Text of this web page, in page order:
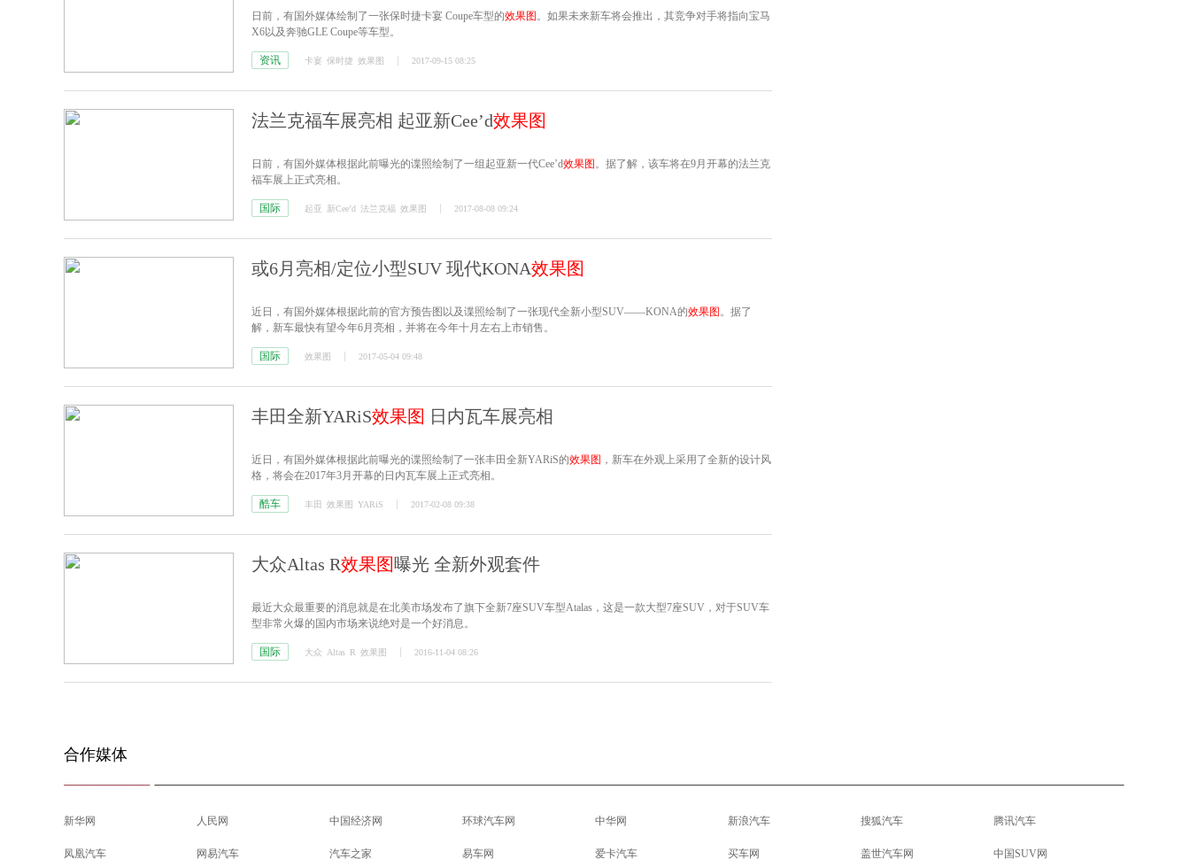
日前，有国外媒体绘制了一张保时捷卡宴 Coupe车型的效果图 。如果未来新车将会推出，其竞争对手将指向宝马
X6以及奔驰GLE Coupe等车型。
资讯 卡宴 保时捷 效果图 2017-09-15 08:25
法兰克福车展亮相 起亚新Cee’d效果图
日前，有国外媒体根据此前曝光的谍照绘制了一组起亚新一代Cee’d效果图 。据了解，该车将在9月开幕的法兰克
福车展上正式亮相。
国际 起亚 新Cee’d 法兰克福 效果图 2017-08-08 09:24
或6月亮相/定位小型SUV 现代KONA效果图
近日，有国外媒体根据此前的官方预告图以及谍照绘制了一张现代全新小型SUV——KONA的效果图 。据了
解，新车最快有望今年6月亮相，并将在今年十月左右上市销售。
国际 效果图 2017-05-04 09:48
丰田全新YARiS效果图 日内瓦车展亮相
近日，有国外媒体根据此前曝光的谍照绘制了一张丰田全新YARiS的效果图 ，新车在外观上采用了全新的设计风
格，将会在2017年3月开幕的日内瓦车展上正式亮相。
酷车 丰田 效果图 YARiS 2017-02-08 09:38
大众Altas R效果图曝光 全新外观套件
最近大众最重要的消息就是在北美市场发布了旗下全新7座SUV车型Atalas，这是一款大型7座SUV，对于SUV车
型非常火爆的国内市场来说绝对是一个好消息。
国际 大众 Altas R 效果图 2016-11-04 08:26
合作媒体
新华网 人民网 中国经济网 环球汽车网 中华网 新浪汽车 搜狐汽车 腾讯汽车
凤凰汽车 网易汽车 汽车之家 易车网 爱卡汽车 买车网 盖世汽车网 中国SUV网